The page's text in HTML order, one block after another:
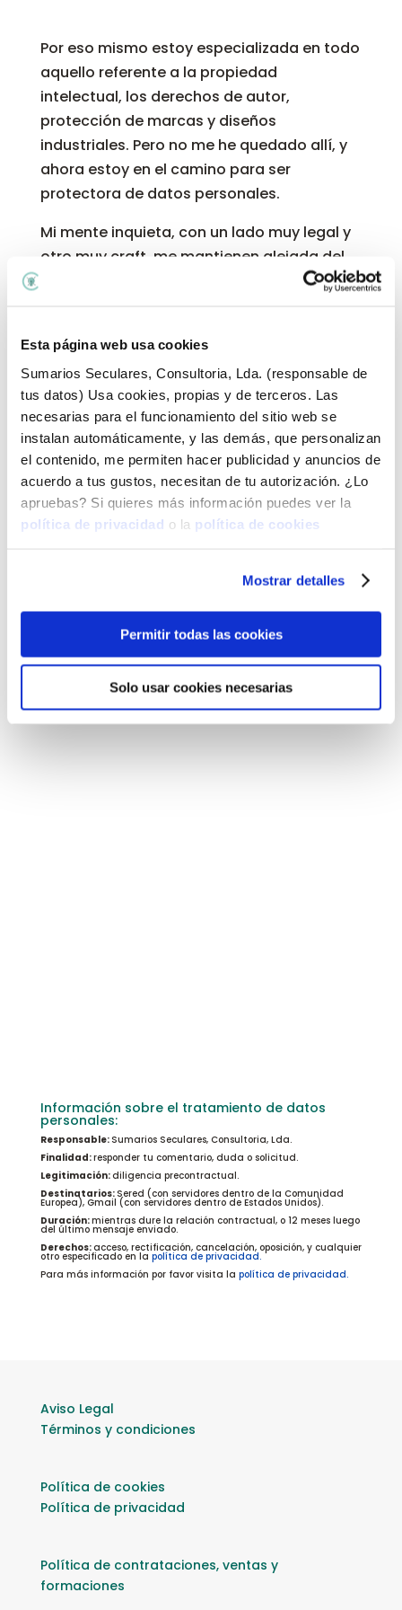
Esta página web usa cookies
Sumarios Seculares, Consultoria, Lda. (responsable de
tus datos) Usa cookies, propias y de terceros. Las
necesarias para el funcionamiento del sitio web se
instalan automáticamente, y las demás, que personalizan
el contenido, me permiten hacer publicidad y anuncios de
acuerdo a tus gustos, necesitan de tu autorización. ¿Lo
apruebas? Si quieres más información puedes ver la
política de privacidad o la política de cookies
Mostrar detalles
Permitir todas las cookies
Solo usar cookies necesarias
Por eso mismo estoy especializada en todo
aquello referente a la propiedad
intelectual, los derechos de autor,
protección de marcas y diseños
industriales. Pero no me he quedado allí, y
ahora estoy en el camino para ser
protectora de datos personales.
Mi mente inquieta, con un lado muy legal y
otro muy craft, me mantienen alejada del
traje negro y la oficina oscura que viene de
en la otra mientras te explico como hacerle
frente a tu mayor temor:que un extraño se
adueñe de tus ideasy proyectos
creativos, que tanto te ha costado levantar
y poner en marcha.
¿Tienes algo que comentarme?
Información sobre el tratamiento de datos
personales:
Responsable: Sumarios Seculares, Consultoria, Lda.
Finalidad:responder tu comentario, duda o solicitud.
Legitimación:diligencia precontractual.
Destinatarios: Sered (con servidores dentro de la Comunidad
Europea), Gmail (con servidores dentro de Estados Unidos).
Duración:mientras dure la relación contractual, o 12 meses luego
del último mensaje enviado.
Derechos:acceso, rectificación, cancelación, oposición, y cualquier
otro especificado en la política de privacidad.
Para más información por favor visita la política de privacidad.
Aviso Legal
Términos y condiciones
Política de cookies
Política de privacidad
Política de contrataciones, ventas y
formaciones